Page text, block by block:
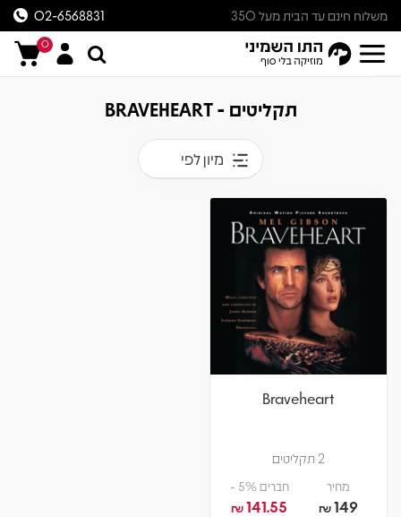
משלוח חינם עד הבית מעל 350
ש״ח
02-6568831
0
תקליטים - BRAVEHEART
מיון לפי
Braveheart
2 תקליטים
מחיר
149
₪
חברים 5% -
141.55
₪